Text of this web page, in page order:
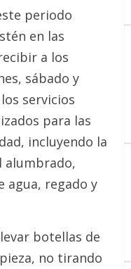
periodo
en las
a los
sábado y
servicios
para las
incluyendo la
alumbrado,
agua, regado y
botellas de
no tirando